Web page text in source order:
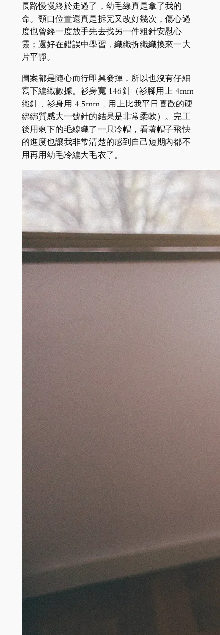
長路慢慢終於走過了，幼毛線真是拿了我的
命。頸口位置還真是拆完又改好幾次，傷心過
度也曾經一度放手先去找另一件粗針安慰心
靈；還好在錯誤中學習，織織拆織織換來一大
片平靜。
圖案都是隨心而行即興發揮，所以也沒有仔細
寫下編織數據。衫身寬 146針（衫腳用上 4mm
織針，衫身用 4.5mm，用上比我平日喜歡的硬
綁綁質感大一號針的結果是非常柔軟）。完工
後用剩下的毛線織了一只冷帽，看著帽子飛快
的進度也讓我非常清楚的感到自己短期內都不
用再用幼毛冷編大毛衣了。